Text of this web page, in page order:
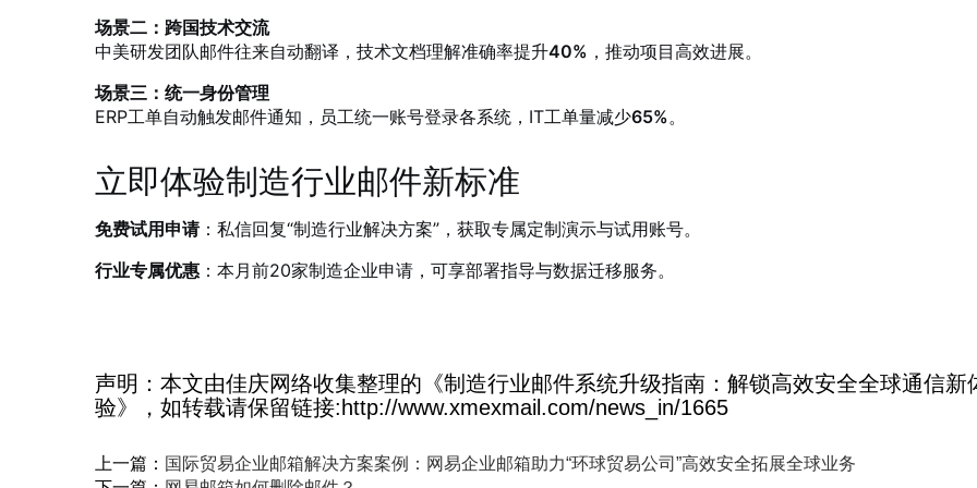
场景二：跨国技术交流
中美研发团队邮件往来自动翻译，技术文档理解准确率提升40% ，推动项目高效进展。
场景三：统一身份管理
ERP工单自动触发邮件通知，员工统一账号登录各系统，IT工单量减少65%。
立即体验制造行业邮件新标准
免费试用申请：私信回复“制造行业解决方案”，获取专属定制演示与试用账号。
行业专属优惠 ：本月前20家制造企业申请，可享部署指导与数据迁移服务。
声明：本文由佳庆网络收集整理的《制造行业邮件系统升级指南：解锁高效安全全球通信新
验》，如转载请保留链接:http://www.xmexmail.com/news_in/1665
上一篇： 国际贸易企业邮箱解决方案案例：网易企业邮箱助力“环球贸易公司”高效安全拓展全球业务